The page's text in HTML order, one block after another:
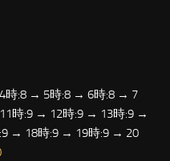
時:8 → 5時:8 → 6時:8 → 7
時:9 → 12時:9 → 13時:9 →
→ 18時:9 → 19時:9 → 20